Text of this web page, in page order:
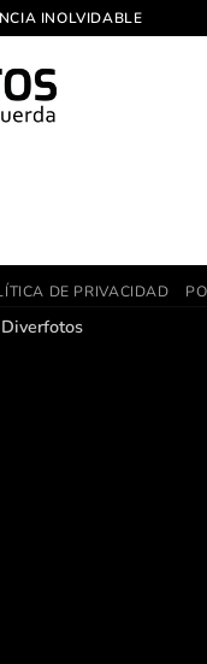
INOLVIDABLE
DE PRIVACIDAD
Diverfotos